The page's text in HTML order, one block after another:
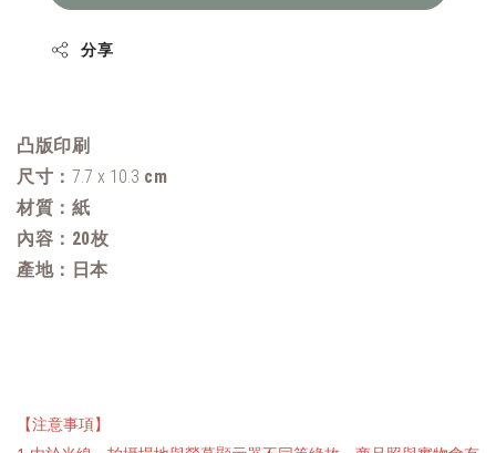
分享
凸版印刷
尺寸： 7.7 x 10.3 cm
材質：紙
內容： 20枚
產地：日本
【注意事項】